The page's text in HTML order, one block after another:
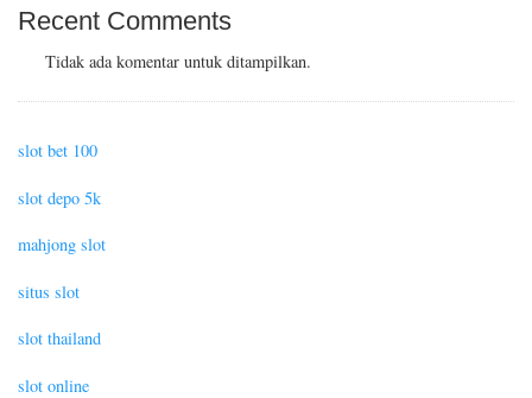
Recent Comments
Tidak ada komentar untuk ditampilkan.
slot bet 100
slot depo 5k
mahjong slot
situs slot
slot thailand
slot online